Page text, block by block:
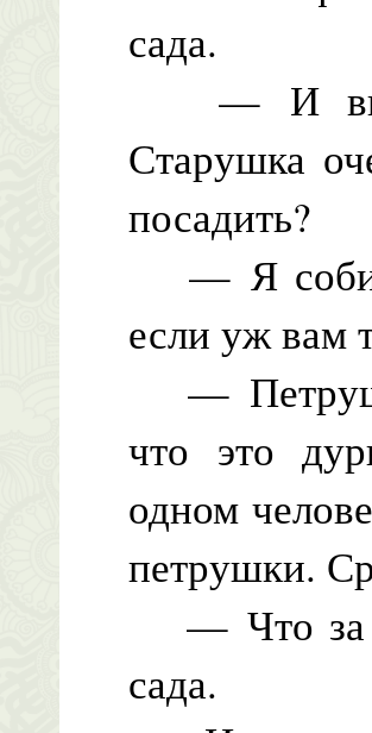
сада.
— И вы
Старушка
посадить?
— Я
если уж вам
—
что это
одном
петрушки.
— Что за
сада.